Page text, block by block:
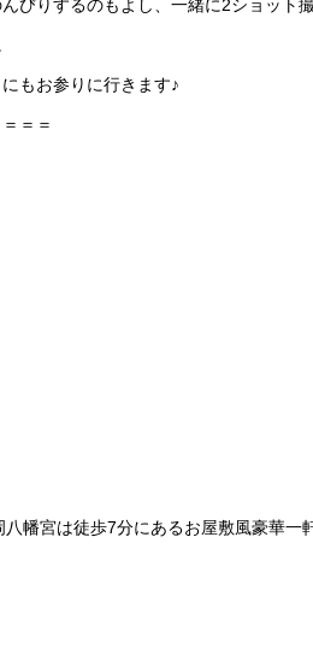
びりするのもよし、一緒に2ショット
にもお参りに行きます♪
＝＝
幡宮は徒歩7分にあるお屋敷風豪華一